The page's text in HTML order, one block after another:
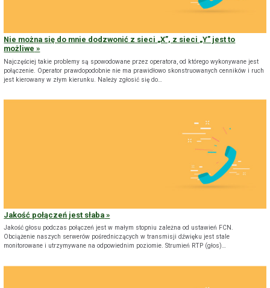
Nie można się do mnie dodzwonić z sieci „X”, z sieci „Y” jest to
możliwe
Najczęściej takie problemy są spowodowane przez operatora, od którego wykonywane jest
połączenie. Operator prawdopodobnie nie ma prawidłowo skonstruowanych cenników i ruch
jest kierowany w złym kierunku. Należy zgłosić się do…
Jakość połączeń jest słaba
Jakość głosu podczas połączeń jest w małym stopniu zależna od ustawień FCN.
Obciążenie naszych serwerów pośredniczących w transmisji dźwięku jest stale
monitorowane i utrzymywane na odpowiednim poziomie. Strumień RTP (głos)…